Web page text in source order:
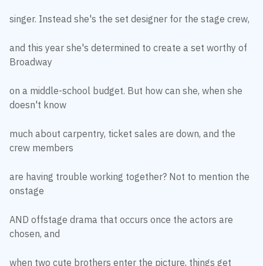
singer. Instead she's the set designer for the stage crew,
and this year she's determined to create a set worthy of
Broadway
on a middle-school budget. But how can she, when she
doesn't know
much about carpentry, ticket sales are down, and the
crew members
are having trouble working together? Not to mention the
onstage
AND offstage drama that occurs once the actors are
chosen, and